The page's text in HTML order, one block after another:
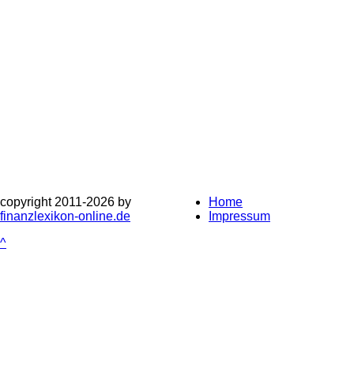
copyright 2011-2026 by
finanzlexikon-online.de
Home
Impressum
^